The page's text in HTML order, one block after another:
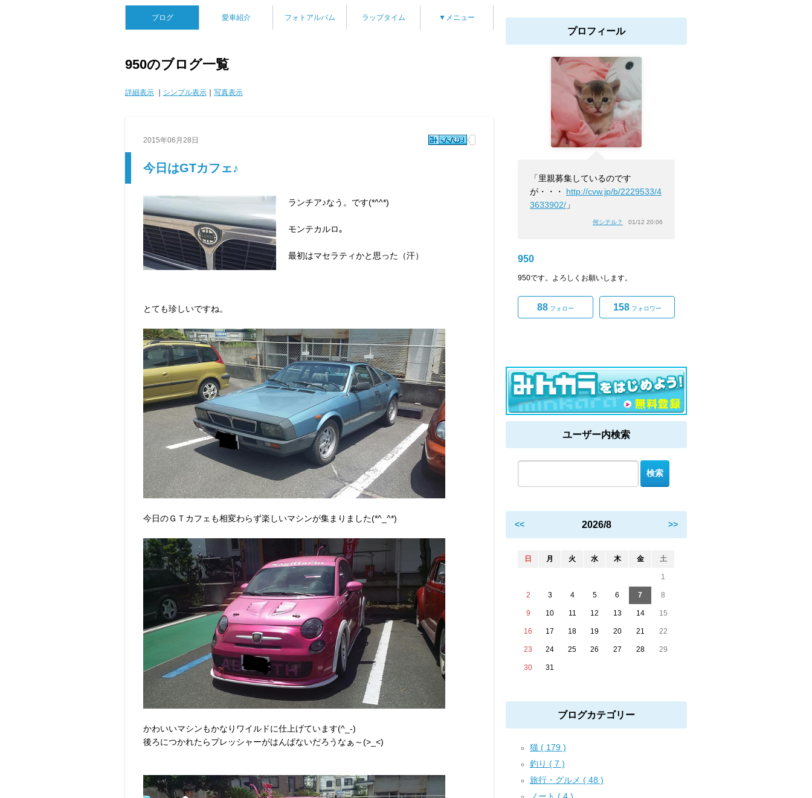
ブログ 愛車紹介 フォトアルバム ラップタイム ▼メニュー
950のブログ一覧
詳細表示 シンプル表示 写真表示
2015年06月28日
今日はGTカフェ♪
ランチア♪なう。です(*^^*)
モンテカルロ｡
最初はマセラティかと思った（汗）
とても珍しいですね。
今日のＧＴカフェも相変わらず楽しいマシンが集まりました(*^_^*)
かわいいマシンもかなりワイルドに仕上げています(^_-)
後ろにつかれたらプレッシャーがはんぱないだろうなぁ～(>_<)
プロフィール
「里親募集しているのです
が・・・ http://cvw.jp/b/2229533/4
3633902/ 」
何シテル？ 01/12 20:06
950
950です。よろしくお願いします。
88 フォロー 158フォロワー
ユーザー内検索
<< 2026/8 >>
日 月 火 水 木 金 土
1
2 3 4 5 6 7 8
9 10 11 12 13 14 15
16 17 18 19 20 21 22
23 24 25 26 27 28 29
30 31
ブログカテゴリー
猫 ( 179 )
釣り ( 7 )
旅行・グルメ ( 48 )